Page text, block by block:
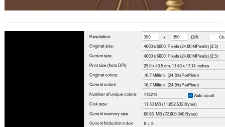
Smart Image Upload Resizer –
WordPress 圖片上傳自動縮圖器
2024 年 12 月 5 日
WordPress 是很流行的 CMS 系統，很
多網站都採用這個來部署，而市面上也
已經有不少避免編輯或商品上稿…